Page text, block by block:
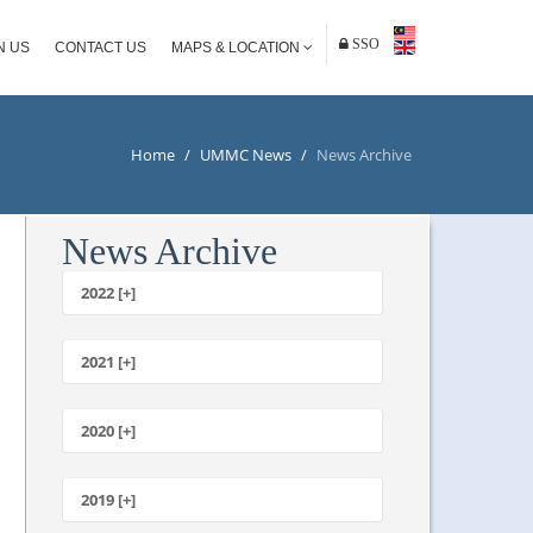
US CONTACT US MAPS & LOCATION SSO
Home / UMMC News / News Archive
News Archive
2022 [+]
2021 [+]
October
July
2020 [+]
January
2019 [+]